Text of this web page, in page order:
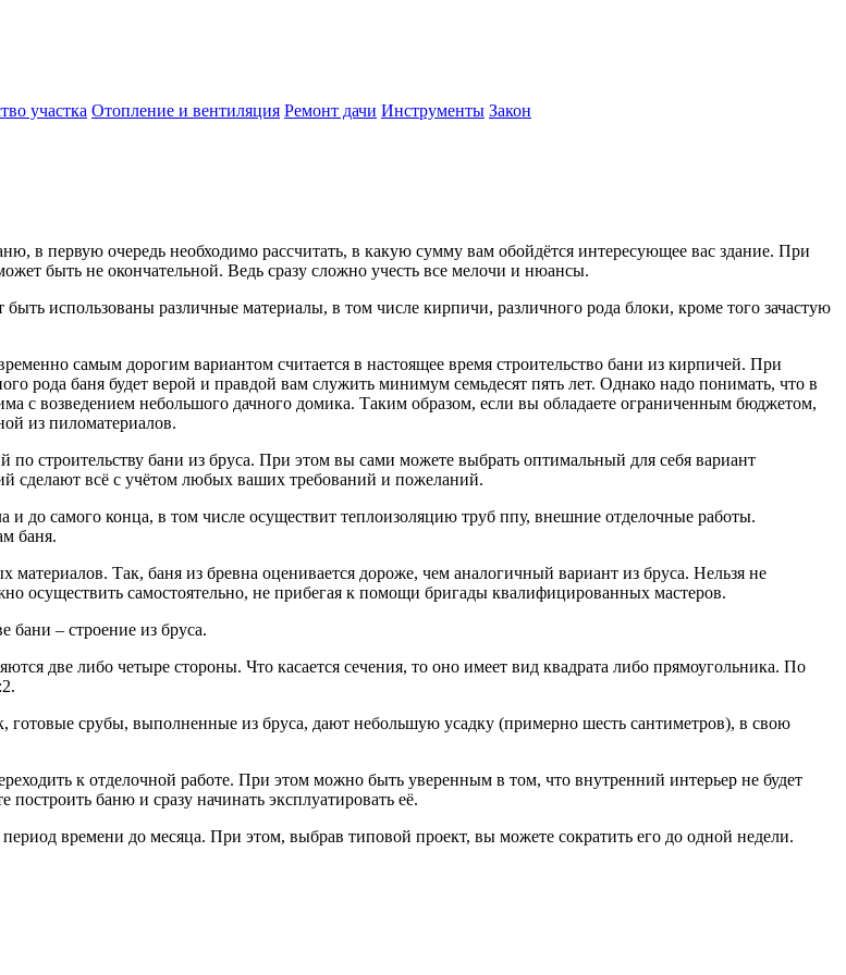
участка Отопление и вентиляция Ремонт дачи Инструменты Закон
в первую очередь необходимо рассчитать, в какую сумму вам обойдётся интересующее вас здание. При
быть не окончательной. Ведь сразу сложно учесть все мелочи и нюансы.
быть использованы различные материалы, в том числе кирпичи, различного рода блоки, кроме того зачастую
самым дорогим вариантом считается в настоящее время строительство бани из кирпичей. При
рода баня будет верой и правдой вам служить минимум семьдесят пять лет. Однако надо понимать, что в
с возведением небольшого дачного домика. Таким образом, если вы обладаете ограниченным бюджетом,
из пиломатериалов.
строительству бани из бруса. При этом вы сами можете выбрать оптимальный для себя вариант
сделают всё с учётом любых ваших требований и пожеланий.
и до самого конца, в том числе осуществит теплоизоляцию труб ппу, внешние отделочные работы.
баня.
Так, баня из бревна оценивается дороже, чем аналогичный вариант из бруса. Нельзя не
осуществить самостоятельно, не прибегая к помощи бригады квалифицированных мастеров.
бани – строение из бруса.
две либо четыре стороны. Что касается сечения, то оно имеет вид квадрата либо прямоугольника. По
срубы, выполненные из бруса, дают небольшую усадку (примерно шесть сантиметров), в свою
к отделочной работе. При этом можно быть уверенным в том, что внутренний интерьер не будет
баню и сразу начинать эксплуатировать её.
времени до месяца. При этом, выбрав типовой проект, вы можете сократить его до одной недели.